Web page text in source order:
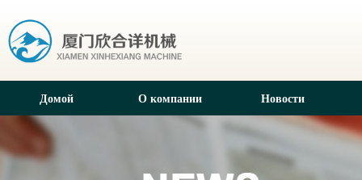
Домой О компании Новости